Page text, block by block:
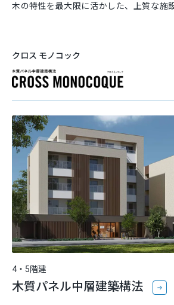
木の特性を最大限に活かした、上質な施
クロス モノコック
4・5階建
木質パネル中層建築構法